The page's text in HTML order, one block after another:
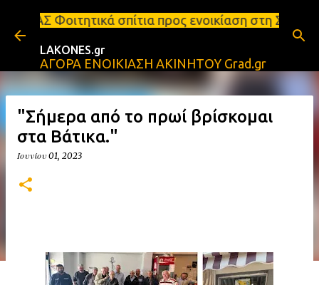
Μετάβαση στο κύριο περιεχόμενο
σπίτια προς ενοικίαση στη Σπάρτη Ενοικιάσεις
LAKONES.gr
ΑΓΟΡΑ ΕΝΟΙΚΙΑΣΗ ΑΚΙΝΗΤΟΥ Grad.gr
"Σήμερα από το πρωί βρίσκομαι
στα Βάτικα."
Ιουνίου 01, 2023